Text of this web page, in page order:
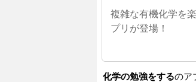
複雑な有機化学を
プリが登場！
化学の勉強をするのア